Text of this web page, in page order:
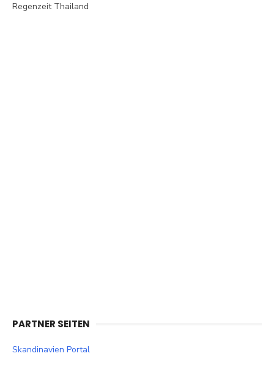
Regenzeit Thailand
PARTNER SEITEN
Skandinavien Portal